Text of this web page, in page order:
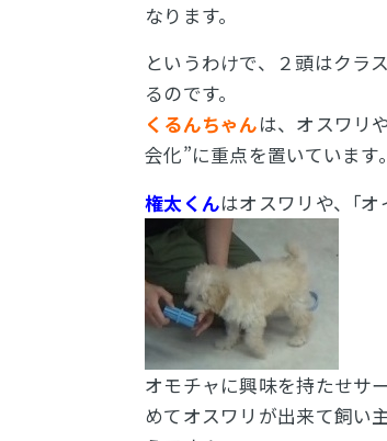
なります。
というわけで、２頭はクラ
るのです。
くるんちゃんは、オスワリ
会化”に重点を置いています。
権太くんはオスワリや、｢オ
オモチャに興味を持たせサ
めてオスワリが出来て飼い